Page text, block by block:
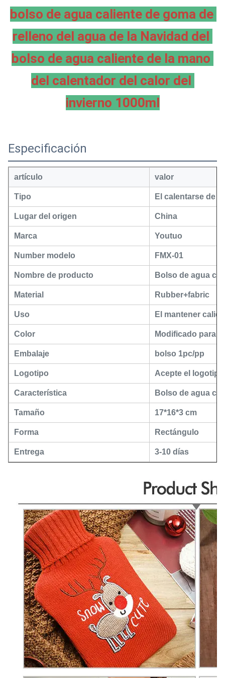
bolso de agua caliente de goma de
relleno del agua de la Navidad del
bolso de agua caliente de la mano
del calentador del calor del
invierno 1000ml
Especificación
artículo valor
Tipo El calentarse de
Lugar del origen China
Marca Youtuo
Number modelo FMX-01
Nombre de producto Bolso de agua
Material Rubber+fabric
Uso El mantener
Color Modificado para
Embalaje bolso 1pc/pp
Logotipo Acepte el
Característica Bolso de agua
Tamaño 17*16*3 cm
Forma Rectángulo
Entrega 3-10 días